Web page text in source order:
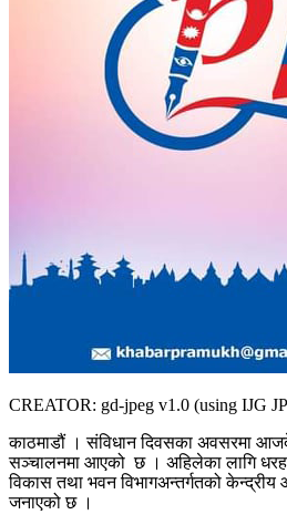
CREATOR: gd-jpeg v1.0 (using IJG
काठमाडौं । संविधान दिवसका अवसरमा
सञ्चालनमा आएको छ । अहिलेका लागि
विकास तथा भवन विभागअन्तर्गतको केन्द्रीय
जनाएको छ ।